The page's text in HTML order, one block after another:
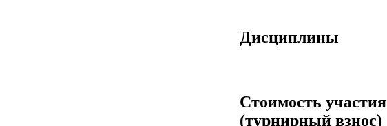
Дисциплины
Стоимость участия
(турнирный взнос)